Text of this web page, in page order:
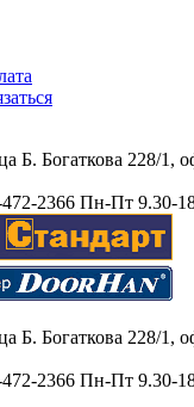
Б. Богаткова 228/1,
2366 Пн-Пт 9.30-
Б. Богаткова 228/1,
2366 Пн-Пт 9.30-